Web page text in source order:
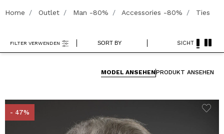
Home Outlet Man -80% Accessories -80% Ties
SORT BY
FILTER VERWENDEN SICHT
MODEL ANSEHENPRODUKT ANSEHEN
- 47%